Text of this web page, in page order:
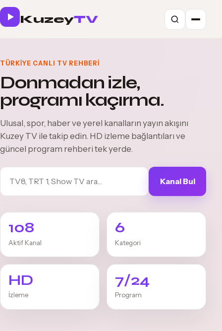
KuzeyTV
TÜRKIYE CANLI TV REHBERI
Donmadan izle,
programı kaçırma.
Ulusal, spor, haber ve yerel kanalların yayın akışını
Kuzey TV ile takip edin. HD izleme bağlantıları ve
güncel program rehberi tek yerde.
Kanal Bul
108
Aktif Kanal
6
Kategori
HD
İzleme
7/24
Program